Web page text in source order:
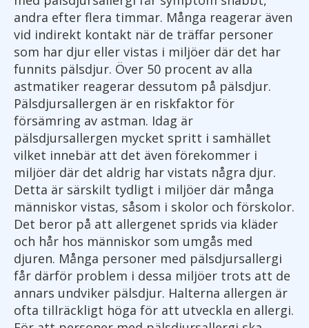
andra efter flera timmar. Många reagerar även
vid indirekt kontakt när de träffar personer
som har djur eller vistas i miljöer där det har
funnits pälsdjur. Över 50 procent av alla
astmatiker reagerar dessutom på pälsdjur.
Pälsdjursallergen är en riskfaktor för
försämring av astman. Idag är
pälsdjursallergen mycket spritt i samhället
vilket innebär att det även förekommer i
miljöer där det aldrig har vistats några djur.
Detta är särskilt tydligt i miljöer där många
människor vistas, såsom i skolor och förskolor.
Det beror på att allergenet sprids via kläder
och hår hos människor som umgås med
djuren. Många personer med pälsdjursallergi
får därför problem i dessa miljöer trots att de
annars undviker pälsdjur. Halterna allergen är
ofta tillräckligt höga för att utveckla en allergi.